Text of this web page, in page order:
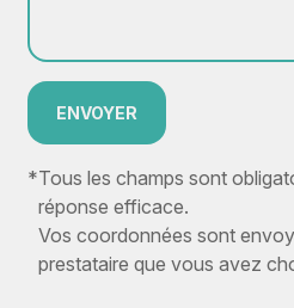
ENVOYER
*Tous les champs sont
réponse efficace.
Vos coordonnées sont
prestataire que vous avez